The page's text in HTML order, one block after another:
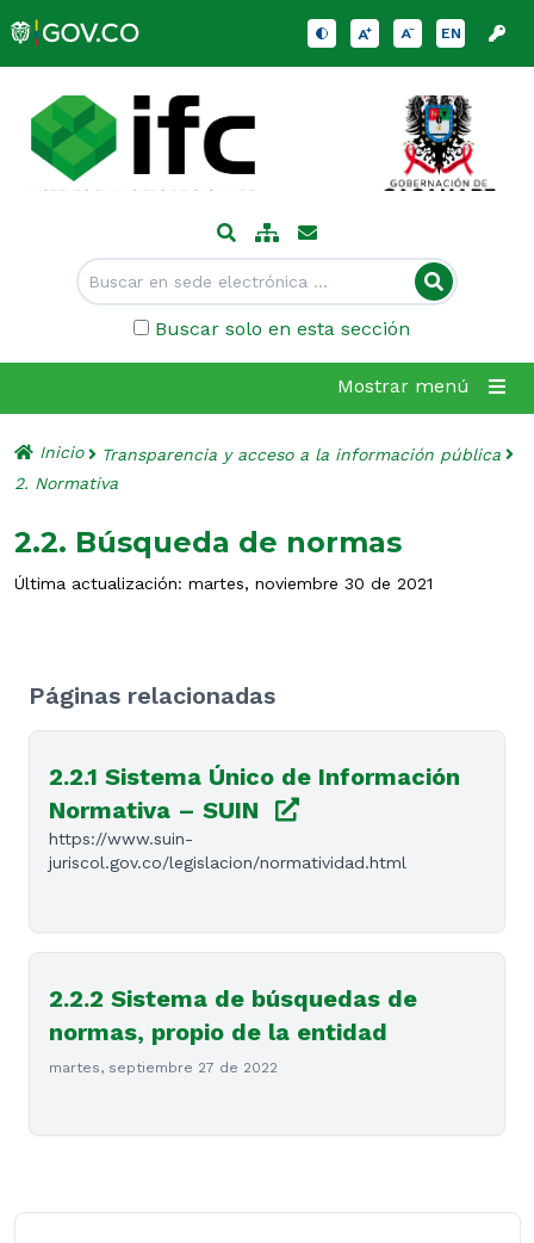
EN
Buscar solo en esta sección
Mostrar menú
Inicio
Transparencia y acceso a la información pública
2. Normativa
2.2. Búsqueda de normas
Última actualización: martes, noviembre 30 de 2021
Páginas relacionadas
2.2.1 Sistema Único de Información
Normativa – SUIN
https://www.suin-
juriscol.gov.co/legislacion/normatividad.html
2.2.2 Sistema de búsquedas de
normas, propio de la entidad
martes, septiembre 27 de 2022